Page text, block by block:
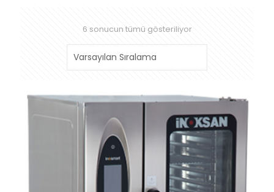
6 sonucun tümü gösteriliyor